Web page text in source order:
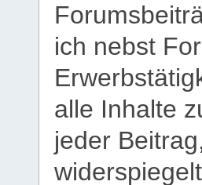
ich nebst
alle Inhalte
jeder